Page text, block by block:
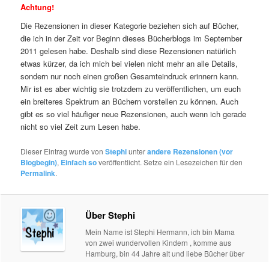
Achtung!
Die Rezensionen in dieser Kategorie beziehen sich auf Bücher,
die ich in der Zeit vor Beginn dieses Bücherblogs im September
2011 gelesen habe. Deshalb sind diese Rezensionen natürlich
etwas kürzer, da ich mich bei vielen nicht mehr an alle Details,
sondern nur noch einen großen Gesamteindruck erinnern kann.
Mir ist es aber wichtig sie trotzdem zu veröffentlichen, um euch
ein breiteres Spektrum an Büchern vorstellen zu können. Auch
gibt es so viel häufiger neue Rezensionen, auch wenn ich gerade
nicht so viel Zeit zum Lesen habe.
Dieser Eintrag wurde vonStephiunterandere Rezensionen (vor
Blogbegin), Einfach soveröffentlicht. Setze ein Lesezeichen für den
Permalink.
Über Stephi
Mein Name ist Stephi Hermann, ich bin Mama
von zwei wundervollen Kindern , komme aus
Hamburg, bin 44 Jahre alt und liebe Bücher über